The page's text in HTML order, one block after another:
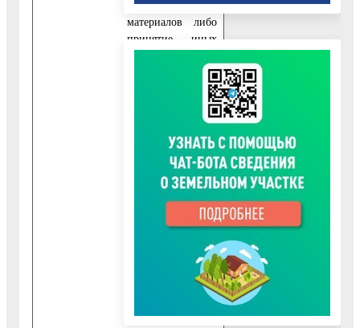
дополнительных
материалов либо
принятие иных
функции может
быть продлен
заместителем
руководителя
администрации
не более чем на
30 дней с
обязательным уве­
считаются